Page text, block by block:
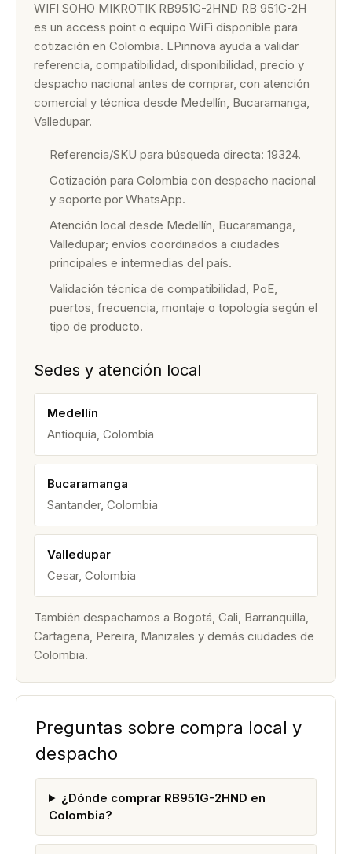
WIFI SOHO MIKROTIK RB951G-2HND RB 951G-2H
es un access point o equipo WiFi disponible para
cotización en Colombia. LPinnova ayuda a validar
referencia, compatibilidad, disponibilidad, precio y
despacho nacional antes de comprar, con atención
comercial y técnica desde Medellín, Bucaramanga,
Valledupar.
Referencia/SKU para búsqueda directa: 19324.
Cotización para Colombia con despacho nacional
y soporte por WhatsApp.
Atención local desde Medellín, Bucaramanga,
Valledupar; envíos coordinados a ciudades
principales e intermedias del país.
Validación técnica de compatibilidad, PoE,
puertos, frecuencia, montaje o topología según el
tipo de producto.
Sedes y atención local
Medellín
Antioquia, Colombia
Bucaramanga
Santander, Colombia
Valledupar
Cesar, Colombia
También despachamos a Bogotá, Cali, Barranquilla,
Cartagena, Pereira, Manizales y demás ciudades de
Colombia.
Preguntas sobre compra local y
despacho
¿Dónde comprar RB951G-2HND en
Colombia?